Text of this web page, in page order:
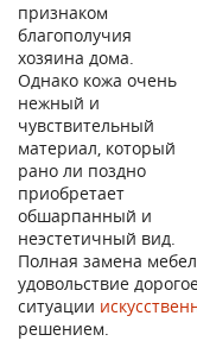
признаком
благополучия
хозяина дома.
Однако кожа очень
нежный и
чувствительный
материал, который
рано ли поздно
приобретает
обшарпанный и
неэстетичный вид.
Полная замена
удовольствие
ситуации
решением.